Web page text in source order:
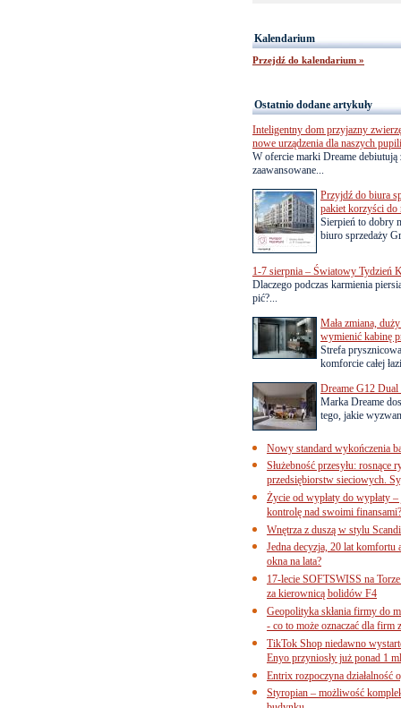
Kalendarium
Przejdź do kalendarium »
Ostatnio dodane artykuły
Inteligentny dom przyjazny
nowe urządzenia dla naszych pupili
W ofercie marki Dreame debiutują
zaawansowane...
Przyjdź do biura
pakiet korzyści do
Sierpień to dobry
biuro sprzedaży
1-7 sierpnia – Światowy Tydzień
Dlaczego podczas karmienia
pić?...
Mała zmiana,
wymienić kabinę
Strefa
komforcie całej
Dreame G12 Dual
Marka Dreame
tego, jakie
Nowy standard wykończenia
Służebność przesyłu: rosnące
przedsiębiorstw sieciowych.
Życie od wypłaty do wypłaty
kontrolę nad swoimi finansami?
Wnętrza z duszą w stylu
Jedna decyzja, 20 lat komfortu
okna na lata?
17-lecie SOFTSWISS na
za kierownicą bolidów F4
Geopolityka skłania firmy do
- co to może oznaczać dla firm
TikTok Shop niedawno
Enyo przyniosły już ponad 1
Entrix rozpoczyna działalność
Styropian – możliwość